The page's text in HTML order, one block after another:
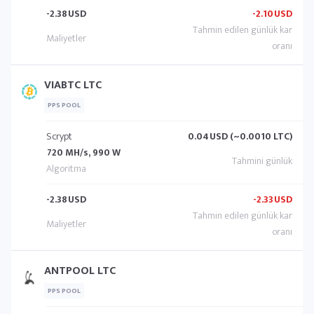
-2.38USD -2.10USD
VIABTC LTC
PPS POOL
Scrypt
720 MH/s, 990 W
0.04USD (~0.0010 LTC)
-2.38USD -2.33USD
ANTPOOL LTC
PPS POOL